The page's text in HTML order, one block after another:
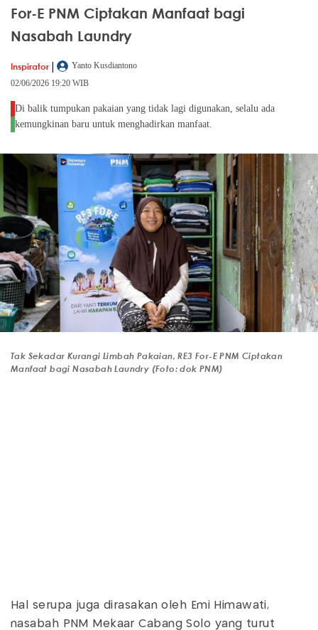
For-E PNM Ciptakan Manfaat bagi
Nasabah Laundry
Inspirator |
Yanto Kusdiantono
02/06/2026 19:20 WIB
Di balik tumpukan pakaian yang tidak lagi digunakan, selalu ada
kemungkinan baru untuk menghadirkan manfaat.
Tak Sekadar Kurangi Limbah Pakaian, RE3 For-E PNM Ciptakan
Manfaat bagi Nasabah Laundry (Foto: dok PNM)
Hal serupa juga dirasakan oleh Emi Himawati,
nasabah PNM Mekaar Cabang Solo yang turut